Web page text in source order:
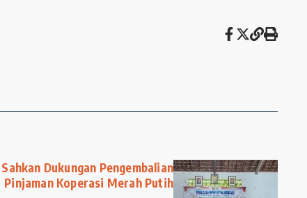
Dukungan Pengembalian
Pinjaman Koperasi Merah Putih